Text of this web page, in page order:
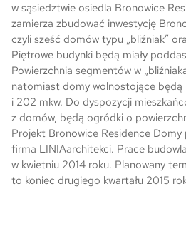
w sąsiedztwie osiedla Bronowice
zamierza zbudować inwestycję
czyli sześć domów typu „bliźniak”
Piętrowe budynki będą miały
Powierzchnia segmentów w
natomiast domy wolnostojące będą
i 202 mkw. Do dyspozycji
z domów, będą ogródki o
Projekt Bronowice Residence Domy
firma LINIAarchitekci. Prace
w kwietniu 2014 roku. Planowany
to koniec drugiego kwartału 2015